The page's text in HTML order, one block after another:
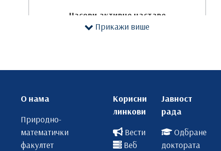
1
О
Часови активне наставе
ЛВ
ПРВА ГОДИНА
Прикажи више
О нама
Природно-
математички
факултет
Корисни
линкови
Вести
Веб
Јавност
рада
Одбране
доктората